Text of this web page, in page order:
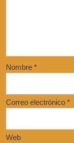
Nombre *
Correo electrónico *
Web